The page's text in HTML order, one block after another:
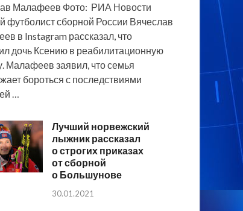
Малафеев Фото: РИА Новости
футболист сборной России Вячеслав
в Instagram рассказал, что
дочь Ксению в реабилитационную
Малафеев заявил, что семья
бороться с последствиями
…
Лучший норвежский
лыжник рассказал
о строгих приказах
от сборной
о Большунове
30.01.2021